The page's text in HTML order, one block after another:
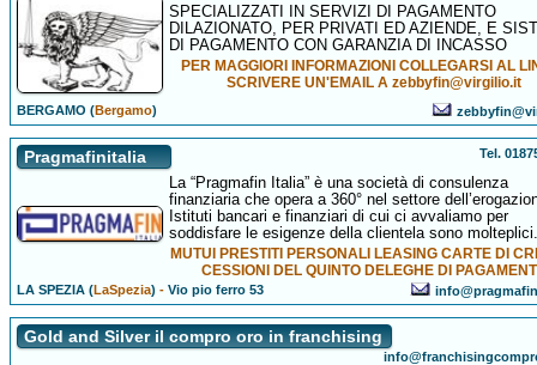
SPECIALIZZATI IN SERVIZI DI PAGAMENTO
DILAZIONATO, PER PRIVATI ED AZIENDE, E
DI PAGAMENTO CON GARANZIA DI INCASSO
PER MAGGIORI INFORMAZIONI COLLEGARSI AL
SCRIVERE UN'EMAIL A zebbyfin@virgilio.it
BERGAMO (Bergamo)
Pragmafinitalia Tel.
La “Pragmafin Italia” è una società di consulenza
finanziaria che opera a 360° nel settore
Istituti bancari e finanziari di cui ci avvaliamo per
soddisfare le esigenze della clientela sono molteplici.
MUTUI PRESTITI PERSONALI LEASING CARTE DI
CESSIONI DEL QUINTO DELEGHE DI
LA SPEZIA (LaSpezia) -Vio pio ferro 53
Gold and Silver il compro oro in franchising